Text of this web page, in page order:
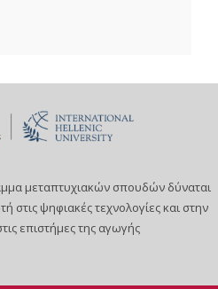
μεταπτυχιακών σπουδών δύναται
στις ψηφιακές τεχνολογίες και στην
επιστήμες της αγωγής